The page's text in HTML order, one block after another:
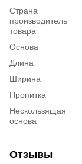
Страна
производитель
товара
Основа
Длина
Ширина
Пропитка
Нескользящая
основа
Отзывы